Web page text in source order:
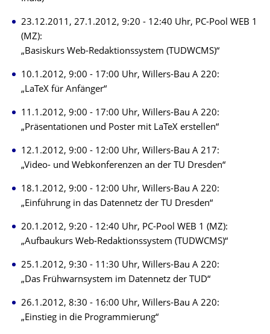
23.12.2011, 27.1.2012, 9:20 - 12:40 Uhr, PC-Pool WEB 1
(MZ):
„Basiskurs Web-Redaktionssystem (TUDWCMS)“
10.1.2012, 9:00 - 17:00 Uhr, Willers-Bau A 220:
„LaTeX für Anfänger“
11.1.2012, 9:00 - 17:00 Uhr, Willers-Bau A 220:
„Präsentationen und Poster mit LaTeX erstellen“
12.1.2012, 9:00 - 12:00 Uhr, Willers-Bau A 217:
„Video- und Webkonferenzen an der TU Dresden“
18.1.2012, 9:00 - 12:00 Uhr, Willers-Bau A 220:
„Einführung in das Datennetz der TU Dresden“
20.1.2012, 9:20 - 12:40 Uhr, PC-Pool WEB 1 (MZ):
„Aufbaukurs Web-Redaktionssystem (TUDWCMS)“
25.1.2012, 9:30 - 11:30 Uhr, Willers-Bau A 220:
„Das Frühwarnsystem im Datennetz der TUD“
26.1.2012, 8:30 - 16:00 Uhr, Willers-Bau A 220:
„Einstieg in die Programmierung“